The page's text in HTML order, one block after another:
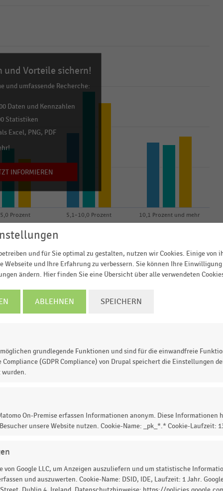
Alle anderen Center (n = 76)
Prozent 5,1–10,0 Prozent 10,1 Prozent und mehr
und Vorteile sichern!
und umfassende Recherche:
Daten und Kennzahlen
Statistiken
Excel, PNG, PDF
INFORMIEREN
der EHI-/GCSP-Studie „Centermanagement im Fokus
auf die Frage,
betriebenen Shopping- bzw. Fachmarkt-
Centertypen fällt auf, dass Fachmarkt-
haben.
Statistik? Jetzt einloggen oder informieren
und für Sie optimal zu gestalten, nutzen wir Cookies. Einige von
Webseite und Ihre Erfahrung zu verbessern. Sie können Ihre
ändern. Hier finden Sie eine Übersicht über alle verwendeten
ABLEHNEN SPEICHERN
grundlegende Funktionen und sind für die einwandfreie
(GDPR Compliance) von Drupal speichert die Einstellungen
wurden.
On-Premise erfassen Informationen anonym. Diese Informationen
unsere Website nutzen. Cookie-Name: _pk_*.* Cookie-Laufzeit:
von Google LLC, um Anzeigen auszuliefern und um statistische
und auszuwerten. Cookie-Name: DSID, IDE, Laufzeit: 1 Jahr.